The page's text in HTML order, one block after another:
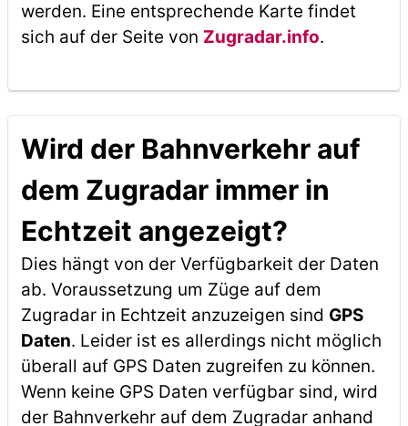
werden. Eine entsprechende Karte findet
sich auf der Seite von Zugradar.info.
Wird der Bahnverkehr auf
dem Zugradar immer in
Echtzeit angezeigt?
Dies hängt von der Verfügbarkeit der Daten
ab. Voraussetzung um Züge auf dem
Zugradar in Echtzeit anzuzeigen sind GPS
Daten. Leider ist es allerdings nicht möglich
überall auf GPS Daten zugreifen zu können.
Wenn keine GPS Daten verfügbar sind, wird
der Bahnverkehr auf dem Zugradar anhand